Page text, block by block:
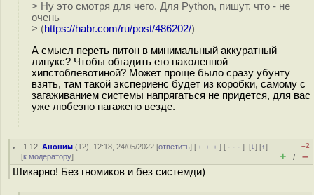
> Ну это смотря для чего. Для Python, пишут, что - не
очень
> (https://habr.com/ru/post/486202/)
А смысл переть питон в минимальный аккуратный
линукс? Чтобы обгадить его наколенной
хипстоблевотиной? Может проще было сразу убунту
взять, там такой экспериенс будет из коробки, самому с
загаживанием системы напрягаться не придется, для вас
уже любезно нагажено везде.
1.12 ,Аноним (12), 12:18, 24/05/2022 [ответить] [ ﹢﹢﹢] [ · · ·][↓] [↑]
[к модератору]
–2
+ / –
Шикарно! Без гномиков и без системди)